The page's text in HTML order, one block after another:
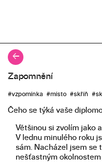
←
Popis diplomové
Zapomnění
#vzpomínka #místo #skříň
Čeho se týká vaše
Většinou si zvolím jako
V lednu minulého roku
sám. Nacházel jsem se
nešťastným